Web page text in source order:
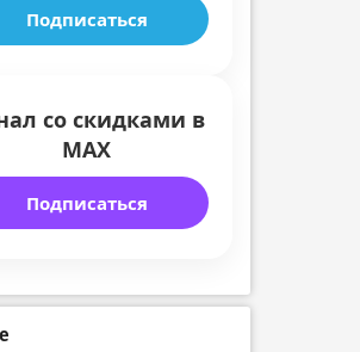
Подписаться
со скидками в
MAX
Подписаться